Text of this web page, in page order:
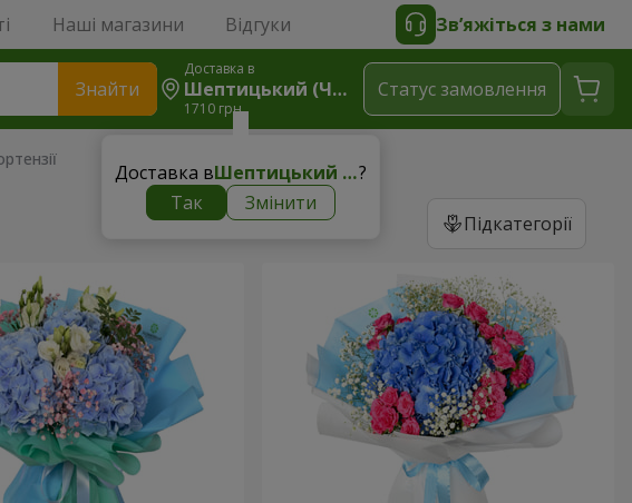
Наші магазини Відгуки Зв’яжіться з нами
Знайти
Доставка в
Шептицький (Червоноград)
1710 грн
Доставка в Шептицький (Червоноград)?
Так
Змінити
Статус замовлення
Підкатегорії